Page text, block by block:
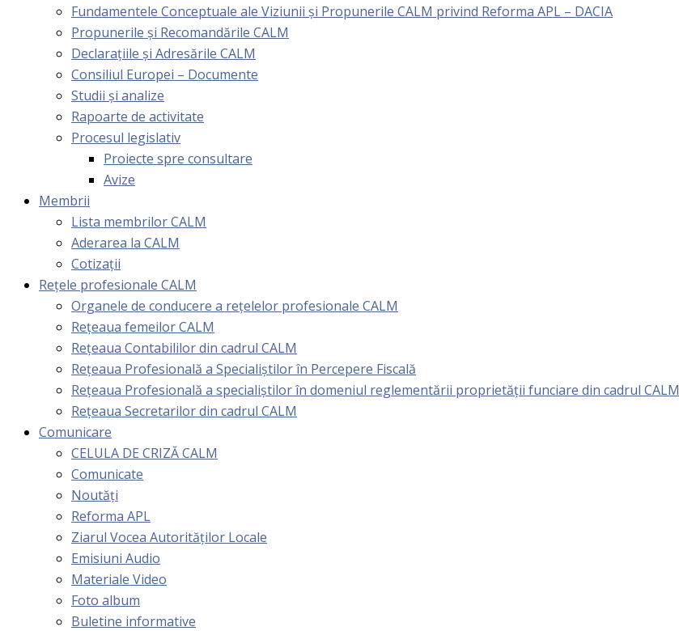
Fundamentele Conceptuale ale Viziunii și Propunerile CALM privind Reforma APL – DACIA
Propunerile și Recomandările CALM
Declarațiile și Adresările CALM
Consiliul Europei – Documente
Studii și analize
Rapoarte de activitate
Procesul legislativ
Proiecte spre consultare
Avize
Membrii
Lista membrilor CALM
Aderarea la CALM
Cotizaţii
Rețele profesionale CALM
Organele de conducere a rețelelor profesionale CALM
Rețeaua femeilor CALM
Rețeaua Contabililor din cadrul CALM
Rețeaua Profesională a Specialiștilor în Percepere Fiscală
Reţeaua Profesională a specialiştilor în domeniul reglementării proprietăţii funciare din cadrul CALM
Rețeaua Secretarilor din cadrul CALM
Comunicare
CELULA DE CRIZĂ CALM
Comunicate
Noutăți
Reforma APL
Ziarul Vocea Autorităților Locale
Emisiuni Audio
Materiale Video
Foto album
Buletine informative